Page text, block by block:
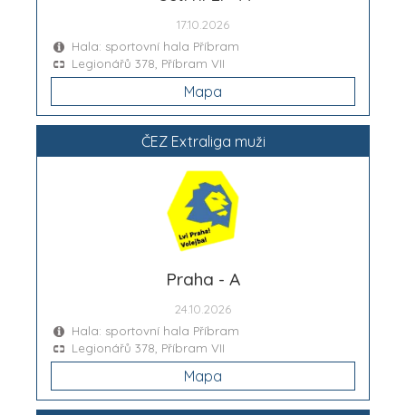
17.10.2026
Hala: sportovní hala Příbram
Legionářů 378, Příbram VII
Mapa
ČEZ Extraliga muži
Praha - A
24.10.2026
Hala: sportovní hala Příbram
Legionářů 378, Příbram VII
Mapa